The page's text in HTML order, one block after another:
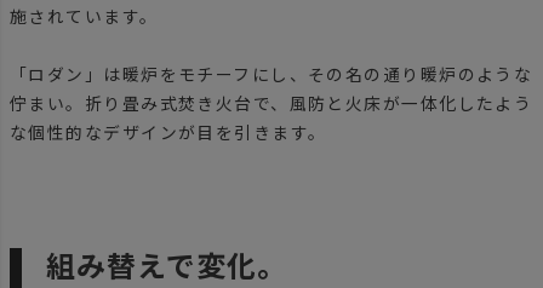
施されています。
「ロダン」は暖炉をモチーフにし、その名の通り暖炉のような
佇まい。折り畳み式焚き火台で、風防と火床が一体化したよう
な個性的なデザインが目を引きます。
組み替えで変化。